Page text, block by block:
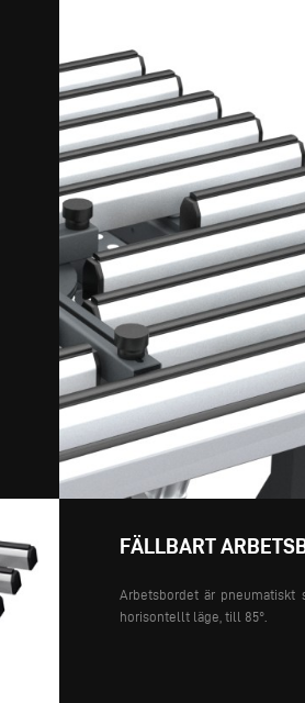
FÄLLBART
Arbetsbordet är pneumatiskt
horisontellt läge, till 85°.